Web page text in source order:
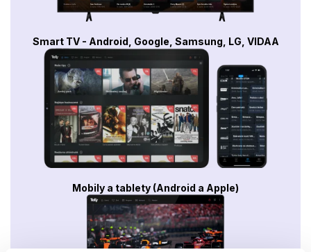
Smart TV - Android, Google, Samsung, LG, VIDAA
Mobily a tablety (Android a Apple)